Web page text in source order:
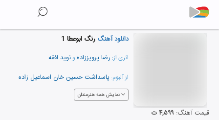
دانلود آهنگ رنگ ابوعطا 1
اثری از: رضا پرویززاده و نوید افقه
از آلبوم: پاسداشت حسین خان اسماعیل زاده
نمایش همه هنرمندان
قیمت آهنگ: ۴,۵۹۹ ت